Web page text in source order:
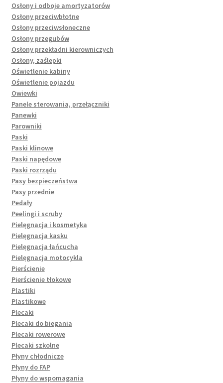
Osłony i odboje amortyzatorów
Osłony przeciwbłotne
Osłony przeciwsłoneczne
Osłony przegubów
Osłony przekładni kierowniczych
Osłony, zaślepki
Oświetlenie kabiny
Oświetlenie pojazdu
Owiewki
Panele sterowania, przełączniki
Panewki
Parowniki
Paski
Paski klinowe
Paski napędowe
Paski rozrządu
Pasy bezpieczeństwa
Pasy przednie
Pedały
Peelingi i scruby
Pielęgnacja i kosmetyka
Pielęgnacja kasku
Pielęgnacja łańcucha
Pielęgnacja motocykla
Pierścienie
Pierścienie tłokowe
Plastiki
Plastikowe
Plecaki
Plecaki do biegania
Plecaki rowerowe
Plecaki szkolne
Płyny chłodnicze
Płyny do FAP
Płyny do wspomagania